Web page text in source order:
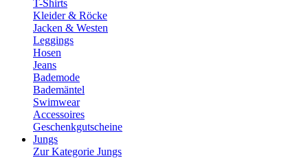
T-Shirts
Kleider & Röcke
Jacken & Westen
Leggings
Hosen
Jeans
Bademode
Bademäntel
Swimwear
Accessoires
Geschenkgutscheine
Jungs
Zur Kategorie Jungs